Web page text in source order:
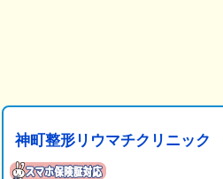
神町整形リウマチクリニック